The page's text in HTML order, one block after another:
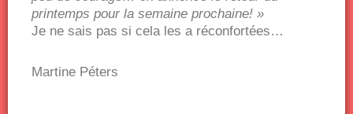
printemps pour la semaine prochaine! »
Je ne sais pas si cela les a réconfortées…
Martine Péters